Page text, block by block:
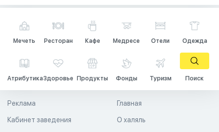
Мечеть Ресторан Кафе Медресе Отели Одежда
АтрибутикаЗдоровье Продукты Фонды Туризм Поиск
Главная
О халяль
Реклама
Кабинет заведения